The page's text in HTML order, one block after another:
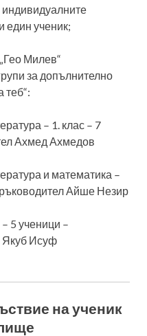
индивидуалните
един ученик;
Милев“
за допълнително
теб“:
– 1. клас – 7
Ахмед Ахмедов
и математика –
Айше Незир
5 ученици –
Якуб Исуф
на ученик